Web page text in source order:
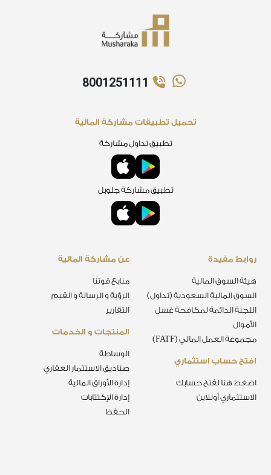
8001251111
المنتجات و الخدمات
الوساطة
صناديق الاستثمار العقاري
إدارة الأوراق المالية
إدارة الإكتتابات
الحفظ
عن مشاركة المالية
منابع قوتنا
الرؤية و الرسالة و القيم
التقارير
افتح حساب استثماري
اضغط هنا لفتح حسابك
الاستثماري أونلاين
روابط مفيدة
هيئة السوق المالية
السوق المالية السعودية (تداول)
اللجنة الدائمة لمكافحة غسل
الأموال
مجموعة العمل المالي (FATF)
تحميل تطبيقات مشاركة المالية
تطبيق تداول مشاركة
تطبيق مشاركة جلوبل